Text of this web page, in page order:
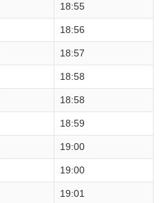
18:55
18:56
18:57
18:58
18:58
18:59
19:00
19:00
19:01